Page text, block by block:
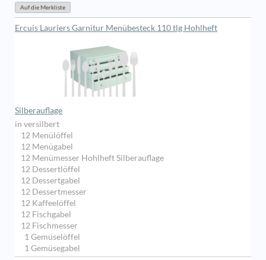
Ercuis Lauriers Garnitur Menübesteck 110 tlg Hohlheft
Silberauflage
in versilbert
12 Menülöffel
12 Menügabel
12 Menümesser Hohlheft Silberauflage
12 Dessertlöffel
12 Dessertgabel
12 Dessertmesser
12 Kaffeelöffel
12 Fischgabel
12 Fischmesser
1 Gemüselöffel
1 Gemüsegabel